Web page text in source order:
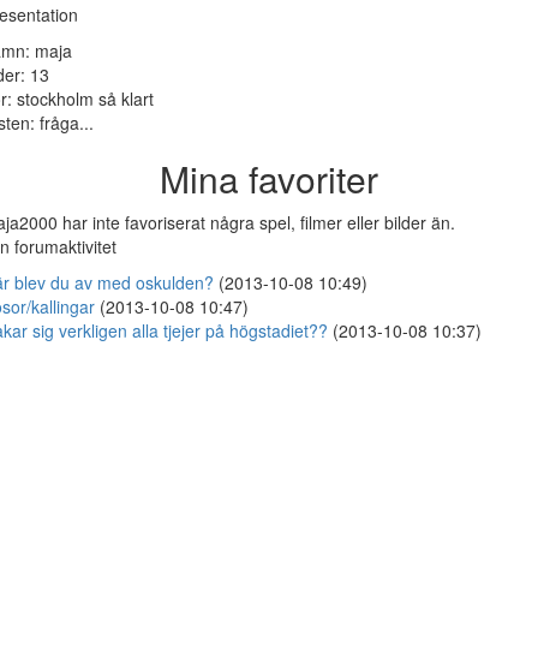
maja
13
stockholm så klart
fråga...
Mina favoriter
har inte favoriserat några spel, filmer eller bilder än.
forumaktivitet
blev du av med oskulden? (2013-10-08 10:49)
kallingar (2013-10-08 10:47)
sig verkligen alla tjejer på högstadiet?? (2013-10-08 10:37)